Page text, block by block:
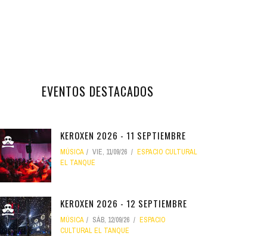
EVENTOS DESTACADOS
KEROXEN 2026 - 11 SEPTIEMBRE
MÚSICA VIE, 11/09/26
ESPACIO CULTURAL
EL TANQUE
KEROXEN 2026 - 12 SEPTIEMBRE
MÚSICA SÁB, 12/09/26
ESPACIO
CULTURAL EL TANQUE